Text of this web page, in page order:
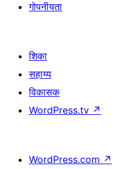
गोपनीयता
शिका
सहाय्य
विकासक
WordPress.tv ↗
WordPress.com ↗